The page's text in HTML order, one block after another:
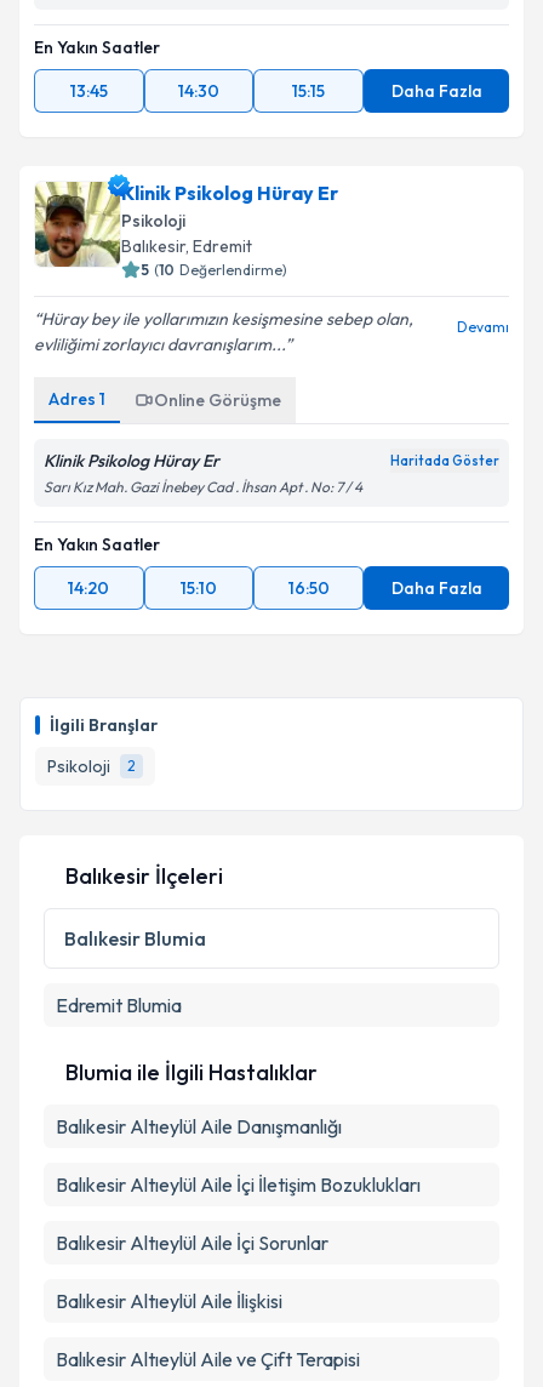
İlgili Branşlar
Psikoloji
2
En Yakın Saatler
13:45
14:30 15:15 Daha Fazla
Klinik Psikolog Hüray Er
Psikoloji
Balıkesir, Edremit
5 (10 Değerlendirme)
Hüray bey ile yollarımızın kesişmesine sebep olan,
evliliğimi zorlayıcı davranışlarım...
Devamı
Adres 1 Online Görüşme
Klinik Psikolog Hüray Er Haritada Göster
Sarı Kız Mah. Gazi İnebey Cad . İhsan Apt . No: 7 / 4
En Yakın Saatler
14:20
15:10 16:50 Daha Fazla
Balıkesir İlçeleri
Balıkesir Blumia
Edremit Blumia
Blumia ile İlgili Hastalıklar
Balıkesir Altıeylül Aile Danışmanlığı
Balıkesir Altıeylül Aile İçi İletişim Bozuklukları
Balıkesir Altıeylül Aile İçi Sorunlar
Balıkesir Altıeylül Aile İlişkisi
Balıkesir Altıeylül Aile ve Çift Terapisi